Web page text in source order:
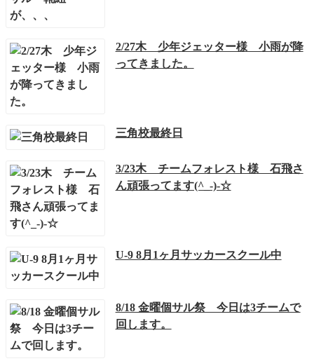
2/27木 少年ジェッター様 小雨が降
ってきました。
三角校最終日
3/23木 チームフォレスト様 石飛さ
ん頑張ってます(^_-)-☆
U-9 8月1ヶ月サッカースクール中
8/18 金曜個サル祭 今日は3チームで
回します。